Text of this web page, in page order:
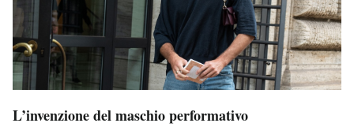
L’invenzione del maschio performativo